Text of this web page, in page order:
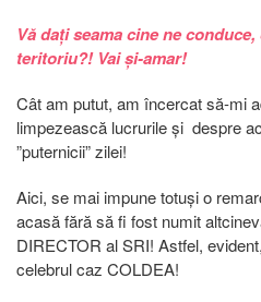
Vă dați seama cine ne
teritoriu?! Vai și-amar!
Cât am putut, am încercat să-mi
limpezească lucrurile și despre
”puternicii” zilei!
Aici, se mai impune totuși o
acasă fără să fi fost numit
DIRECTOR al SRI! Astfel,
celebrul caz COLDEA!